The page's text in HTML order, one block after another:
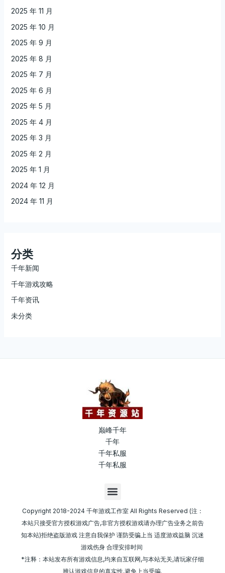
2025 年 11 月
2025 年 10 月
2025 年 9 月
2025 年 8 月
2025 年 7 月
2025 年 6 月
2025 年 5 月
2025 年 4 月
2025 年 3 月
2025 年 2 月
2025 年 1 月
2024 年 12 月
2024 年 11 月
分类
千年新闻
千年游戏攻略
千年资讯
未分类
巅峰千年
千年
千年私服
千年私服
M
e
n
u
Copyright 2018-2024 千年游戏工作室 All Rights Reserved (注：
本站只接受官方授权游戏广告,非官方授权游戏请办理广告业务之前告
知本站)拒绝盗版游戏 注意自我保护 谨防受骗上当 适度游戏益脑 沉迷
游戏伤身 合理安排时间
*注释：本站发布所有游戏信息,均来自互联网,与本站无关,请玩家仔细
辨认游戏信息的真实性,避免上当受骗.